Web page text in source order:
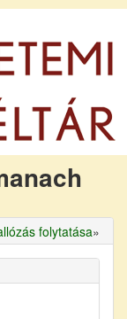
folytatása»